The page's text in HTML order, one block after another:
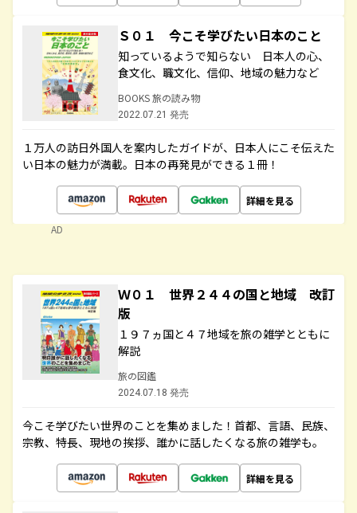
Ｓ０１ 今こそ学びたい日本のこと
知っているようで知らない 日本人の心、
食文化、職文化、信仰、地域の魅力など
BOOKS 旅の読み物
2022.07.21 発売
１万人の訪日外国人を案内したガイドが、日本人にこそ伝えた
い日本の魅力が満載。日本の再発見ができる１冊！
詳細を見る
AD
Ｗ０１ 世界２４４の国と地域 改訂
版
１９７ヵ国と４７地域を旅の雑学とともに
解説
旅の図鑑
2024.07.18 発売
今こそ学びたい世界のことを集めました！首都、言語、民族、
宗教、特長、現地の挨拶、誰かに話したくなる旅の雑学も。
詳細を見る